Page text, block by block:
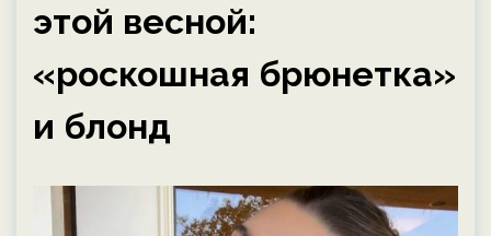
этой весной:
«роскошная брюнетка»
и блонд